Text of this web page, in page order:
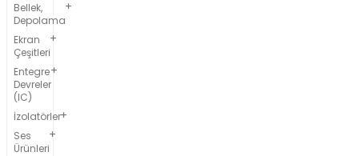
Bellek,
Depolama
Ekran
Çeşitleri
Entegre
Devreler
(IC)
İzolatörler
Ses
Ürünleri